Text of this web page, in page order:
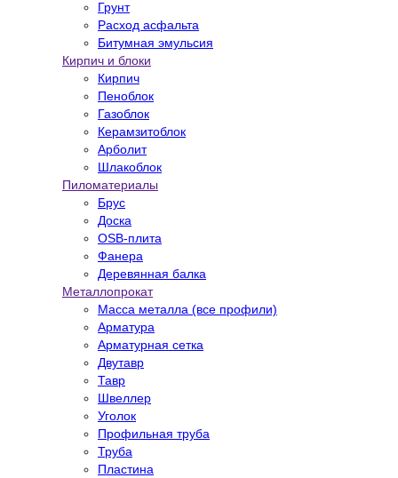
Грунт
Расход асфальта
Битумная эмульсия
Кирпич и блоки
Кирпич
Пеноблок
Газоблок
Керамзитоблок
Арболит
Шлакоблок
Пиломатериалы
Брус
Доска
OSB-плита
Фанера
Деревянная балка
Металлопрокат
Масса металла (все профили)
Арматура
Арматурная сетка
Двутавр
Тавр
Швеллер
Уголок
Профильная труба
Труба
Пластина